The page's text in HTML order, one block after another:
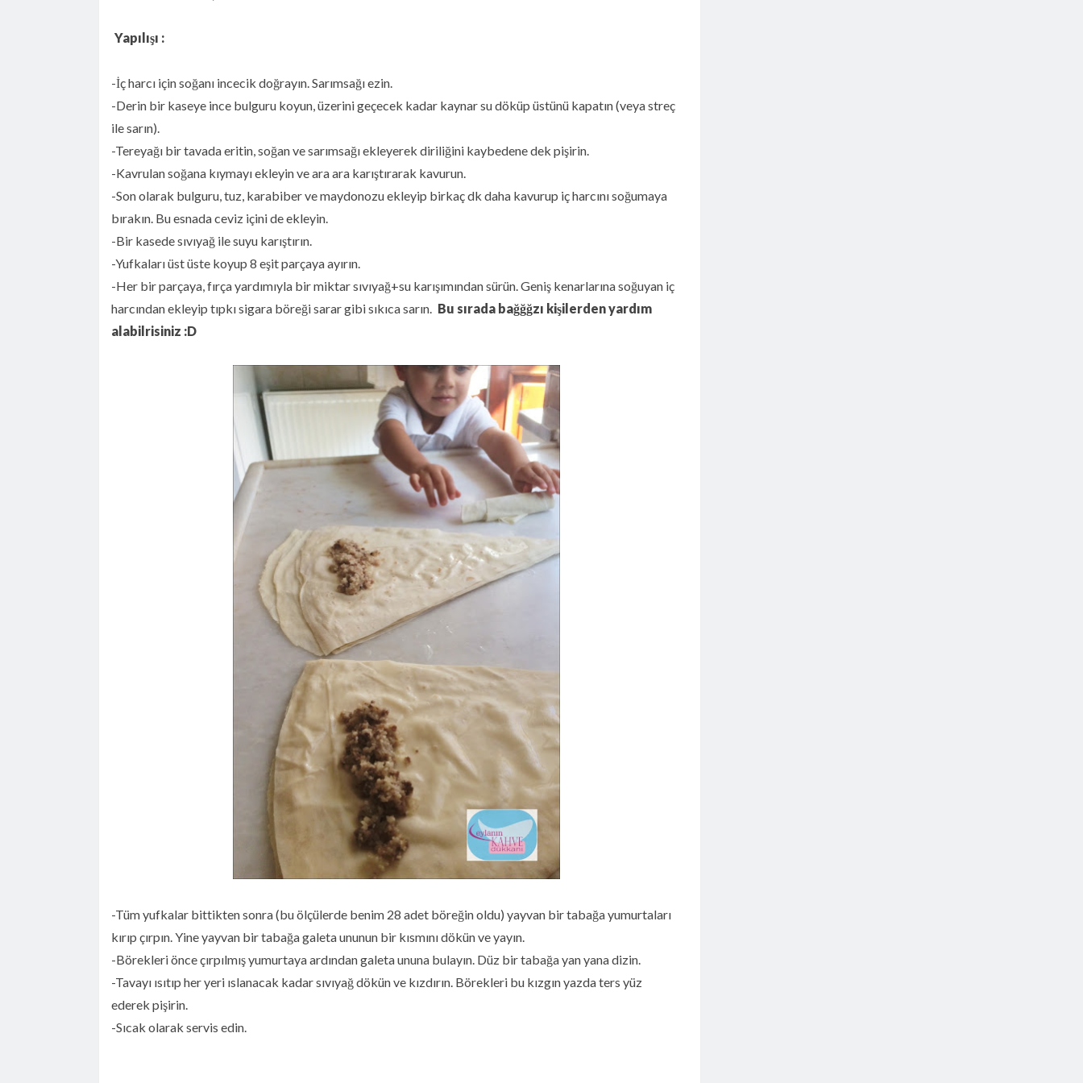
Yapılışı :
-İç harcı için soğanı incecik doğrayın. Sarımsağı ezin.
-Derin bir kaseye ince bulguru koyun, üzerini geçecek kadar kaynar su döküp üstünü kapatın (veya streç
ile sarın).
-Tereyağı bir tavada eritin, soğan ve sarımsağı ekleyerek diriliğini kaybedene dek pişirin.
-Kavrulan soğana kıymayı ekleyin ve ara ara karıştırarak kavurun.
-Son olarak bulguru, tuz, karabiber ve maydonozu ekleyip birkaç dk daha kavurup iç harcını soğumaya
bırakın. Bu esnada ceviz içini de ekleyin.
-Bir kasede sıvıyağ ile suyu karıştırın.
-Yufkaları üst üste koyup 8 eşit parçaya ayırın.
-Her bir parçaya, fırça yardımıyla bir miktar sıvıyağ+su karışımından sürün. Geniş kenarlarına soğuyan iç
harcından ekleyip tıpkı sigara böreği sarar gibi sıkıca sarın. Bu sırada bağğğzı kişilerden yardım
alabilrisiniz :D
-Tüm yufkalar bittikten sonra (bu ölçülerde benim 28 adet böreğin oldu) yayvan bir tabağa yumurtaları
kırıp çırpın. Yine yayvan bir tabağa galeta ununun bir kısmını dökün ve yayın.
-Börekleri önce çırpılmış yumurtaya ardından galeta ununa bulayın. Düz bir tabağa yan yana dizin.
-Tavayı ısıtıp her yeri ıslanacak kadar sıvıyağ dökün ve kızdırın. Börekleri bu kızgın yazda ters yüz
ederek pişirin.
-Sıcak olarak servis edin.